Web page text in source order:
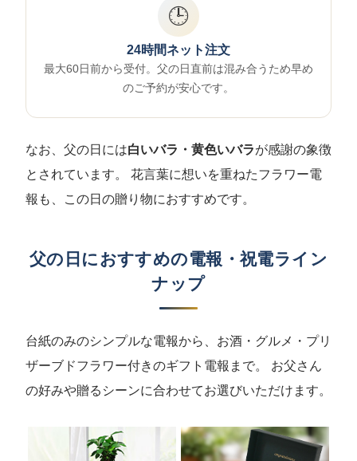
🕒
24時間ネット注文
最大60日前から受付。父の日直前は混み合うため早め
のご予約が安心です。
なお、父の日には白いバラ・黄色いバラが感謝の象徴
とされています。 花言葉に想いを重ねたフラワー電
報も、この日の贈り物におすすめです。
父の日におすすめの電報・祝電ライン
ナップ
台紙のみのシンプルな電報から、お酒・グルメ・プリ
ザーブドフラワー付きのギフト電報まで。 お父さん
の好みや贈るシーンに合わせてお選びいただけます。